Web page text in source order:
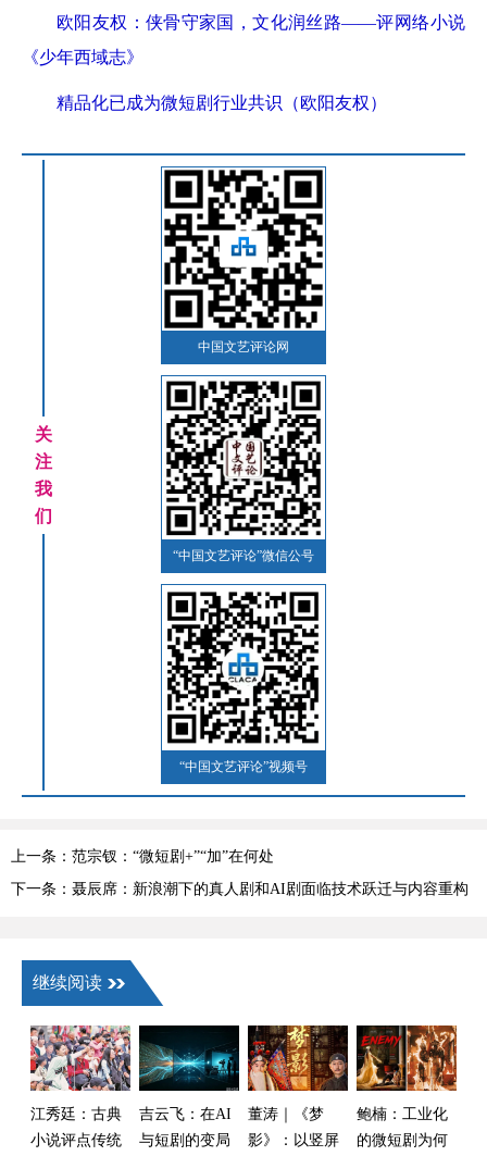
欧阳友权：侠骨守家国，文化润丝路——评网络小说
《少年西域志》
精品化已成为微短剧行业共识（欧阳友权）
关
注
我
们
中国文艺评论网
“中国文艺评论”微信公号
“中国文艺评论”视频号
上一条：范宗钗：“微短剧+”“加”在何处
下一条：聂辰席：新浪潮下的真人剧和AI剧面临技术跃迁与内容重构
继续阅读
江秀廷：古典
小说评点传统
吉云飞：在AI
与短剧的变局
董涛｜《梦
影》：以竖屏
鲍楠：工业化
的微短剧为何